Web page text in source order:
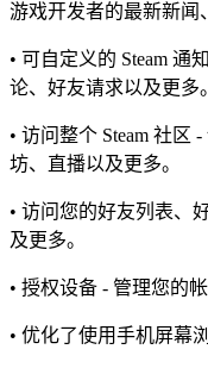
游戏开发者的最新新闻
• 可自定义的 Steam 通
论、好友请求以及更多。
• 访问整个 Steam 社区
坊、直播以及更多。
• 访问您的好友列表、
及更多。
• 授权设备 - 管理您的
• 优化了使用手机屏幕